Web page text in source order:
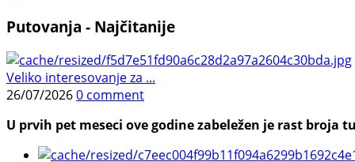
Putovanja - Najčitanije
Veliko interesovanje za ...
26/07/20260 comment
U prvih pet meseci ove godine zabeležen je rast